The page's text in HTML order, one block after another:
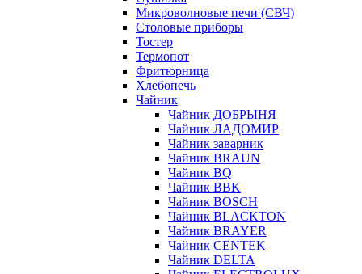
Микроволновые печи (СВЧ)
Столовые приборы
Тостер
Термопот
Фритюрница
Хлебопечь
Чайник
Чайник ДОБРЫНЯ
Чайник ЛАДОМИР
Чайник заварник
Чайник BRAUN
Чайник BQ
Чайник BBK
Чайник BOSCH
Чайник BLACKTON
Чайник BRAYER
Чайник CENTEK
Чайник DELTA